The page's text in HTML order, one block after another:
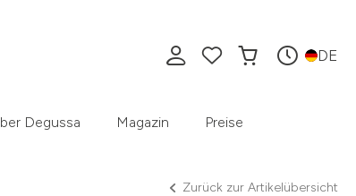
DE
Degussa Magazin Preise
Zurück zur Artikelübersicht